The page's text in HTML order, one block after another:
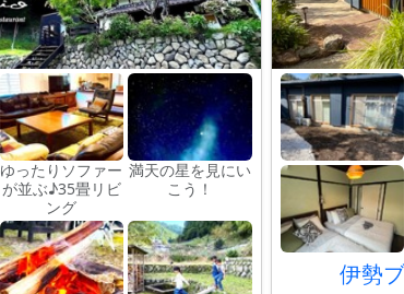
ゆったりソファー
が並ぶ♪35畳リビ
ング
満天の星を見にい
こう！
伊勢